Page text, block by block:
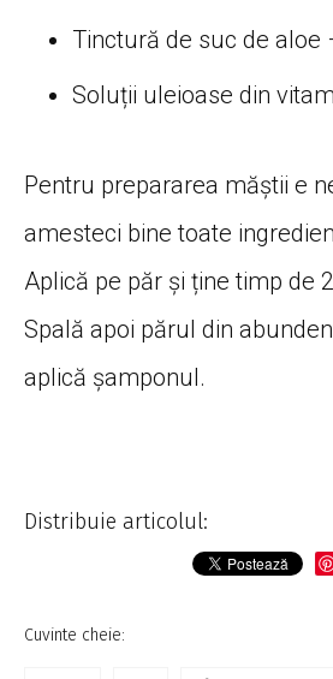
Tinctură de suc de aloe
Soluții uleioase din
Pentru prepararea măștii e
amesteci bine toate
Aplică pe păr și ține timp de
Spală apoi părul din
aplică șamponul.
Distribuie articolul:
Cuvinte cheie: